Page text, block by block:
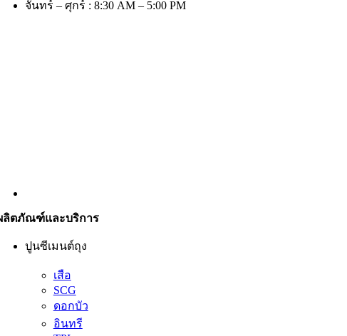
จันทร์ – ศุกร์ : 8:30 AM – 5:00 PM
ลิตภัณฑ์และบริการ
ปูนซีเมนต์ถุง
เสือ
SCG
ดอกบัว
อินทรี